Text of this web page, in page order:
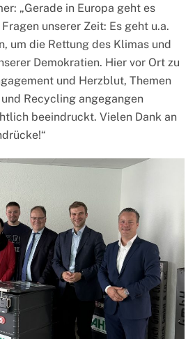
„Gerade in Europa geht es
unserer Zeit: Es geht u.a.
um die Rettung des Klimas und
Demokratien. Hier vor Ort zu
und Herzblut, Themen
Recycling angegangen
beeindruckt. Vielen Dank an